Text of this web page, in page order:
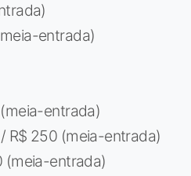
entrada)
entrada)
R$ 250 (meia-entrada)
(meia-entrada)